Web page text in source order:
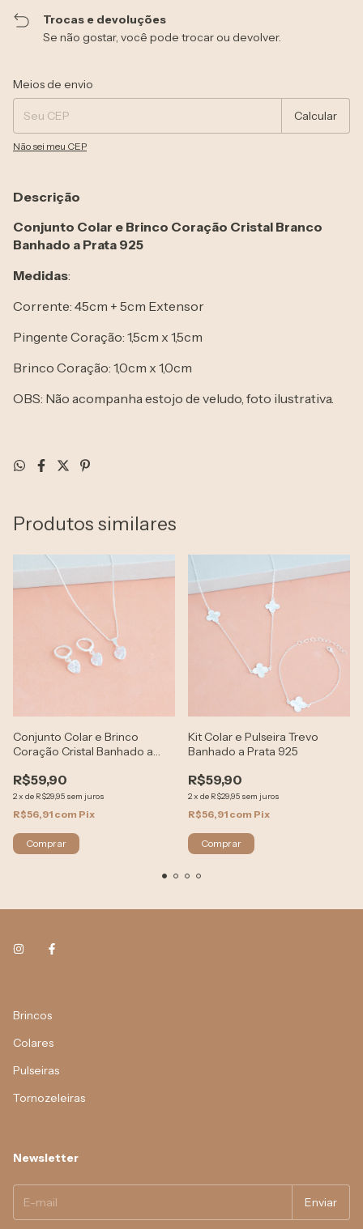
Trocas e devoluções
Se não gostar, você pode trocar ou devolver.
Entregas para o CEP:
Meios de envio
Calcular
Não sei meu CEP
Descrição
Conjunto Colar e Brinco Coração Cristal Branco
Banhado a Prata 925
Medidas:
Corrente: 45cm + 5cm Extensor
Pingente Coração: 1,5cm x 1,5cm
Brinco Coração: 1,0cm x 1,0cm
OBS: Não acompanha estojo de veludo, foto ilustrativa.
Produtos similares
Conjunto Colar e Brinco
Coração Cristal Banhado a
R$59,90
2x de R$29,95 sem juros
R$56,91 com Pix
Kit Colar e Pulseira Trevo
Banhado a Prata 925
R$59,90
2x de R$29,95 sem juros
R$56,91 com Pix
Brincos
Colares
Pulseiras
Tornozeleiras
Newsletter